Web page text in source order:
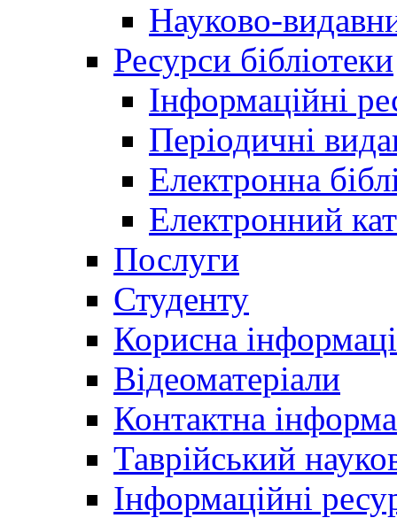
Науково-
Ресурси бібліотеки
Інформаційні
Періодичні
Електронна
Електронний
Послуги
Студенту
Корисна
Відеоматеріали
Контактна
Таврійський
Інформаційні